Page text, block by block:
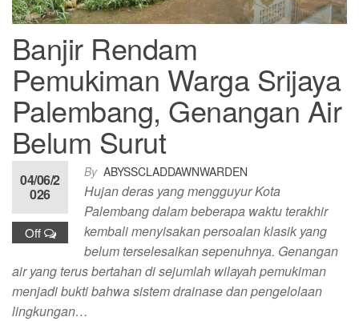
Banjir Rendam
Pemukiman Warga Srijaya
Palembang, Genangan Air
Belum Surut
By ABYSSCLADDAWNWARDEN
04/06/2
026
Off
Hujan deras yang mengguyur Kota
Palembang dalam beberapa waktu terakhir
kembali menyisakan persoalan klasik yang
belum terselesaikan sepenuhnya. Genangan
air yang terus bertahan di sejumlah wilayah pemukiman
menjadi bukti bahwa sistem drainase dan pengelolaan
lingkungan…